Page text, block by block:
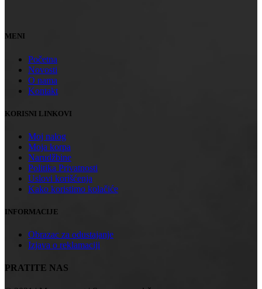
MENI
Početna
Novosti
O nama
Kontakt
KORISNI LINKOVI
Moj nalog
Moja korpa
Narudžbine
Politika Privatnosti
Uslovi korišćenja
Kako koristimo kolačiće
INFORMACIJE
Obrazac za odustajanje
Izjava o reklamaciji
PRATITE NAS